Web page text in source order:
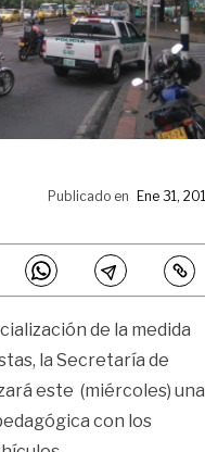
Publicado en Ene 31,
de la medida
la Secretaría de
este (miércoles) una
con los